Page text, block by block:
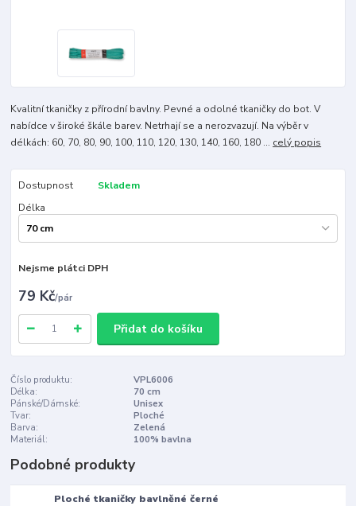
Kvalitní tkaničky z přírodní bavlny. Pevné a odolné tkaničky do bot. V
nabídce v široké škále barev. Netrhají se a nerozvazují. Na výběr v
délkách: 60, 70, 80, 90, 100, 110, 120, 130, 140, 160, 180 ... celý popis
Dostupnost
Skladem
Délka
Nejsme plátci DPH
79 Kč/pár
Přidat do košíku
Číslo produktu:
VPL6006
Délka:
70 cm
Pánské/Dámské:
Unisex
Tvar:
Ploché
Barva:
Zelená
Materiál:
100% bavlna
Podobné produkty
Ploché tkaničky bavlněné černé